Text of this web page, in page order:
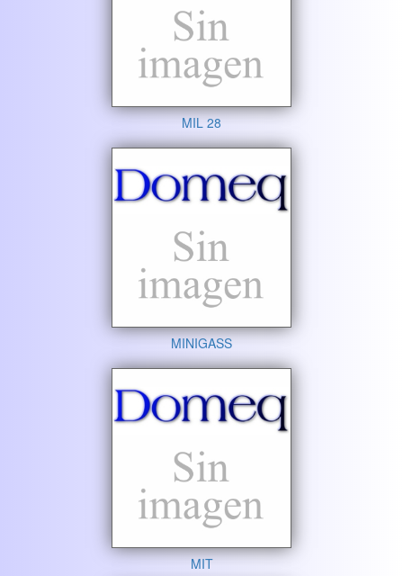
MIL 28
MINIGASS
MIT